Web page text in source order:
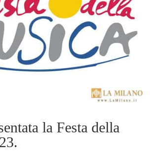
la Festa della
.